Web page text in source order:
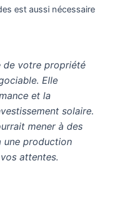
est aussi nécessaire
de votre propriété
Elle
et la
solaire.
mener à des
une production
attentes.